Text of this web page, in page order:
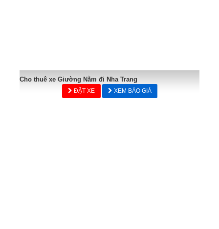
Cho thuê xe Giường Nằm đi Nha Trang
ĐẶT XE XEM BÁO GIÁ